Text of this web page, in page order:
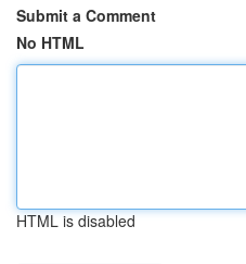
Submit a Comment
No HTML
HTML is disabled